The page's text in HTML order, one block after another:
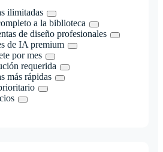
ilimitadas
a la biblioteca
de diseño profesionales
de IA premium
por mes
requerida
más rápidas